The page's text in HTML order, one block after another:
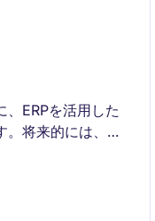
、ERPを活用した
。将来的には、税
ョンです。